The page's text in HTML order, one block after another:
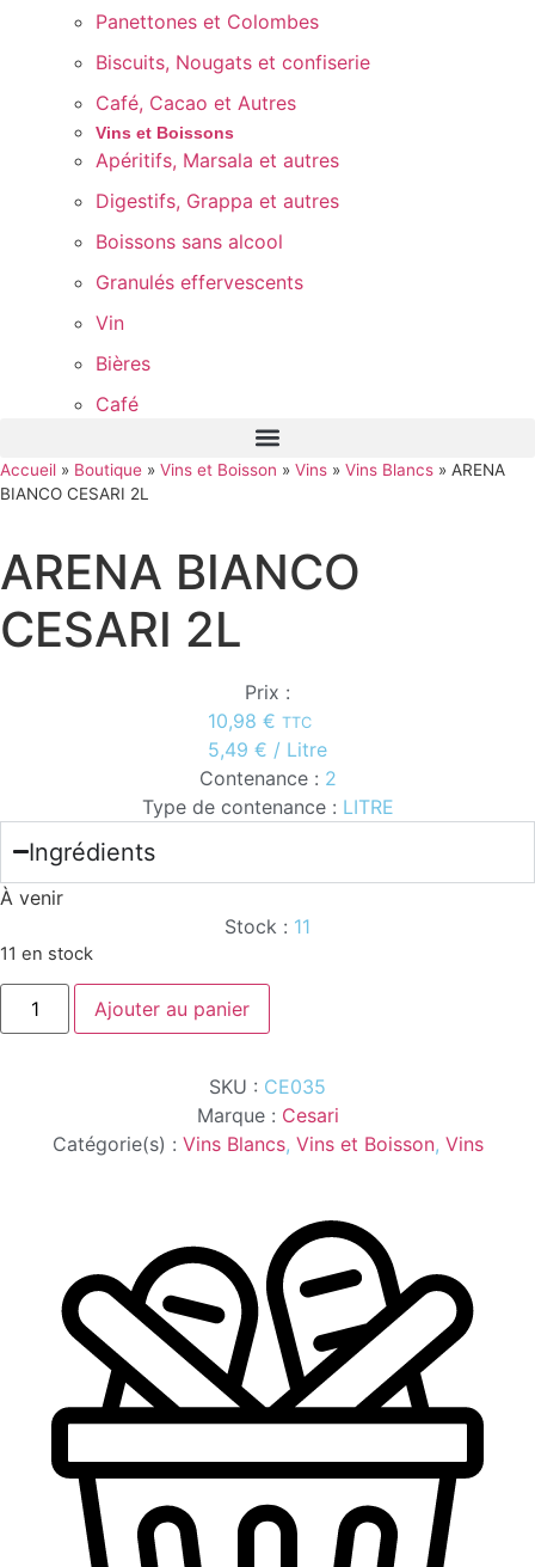
Panettones et Colombes
Biscuits, Nougats et confiserie
Café, Cacao et Autres
Vins et Boissons
Apéritifs, Marsala et autres
Digestifs, Grappa et autres
Boissons sans alcool
Granulés effervescents
Vin
Bières
Café
Accueil » Boutique » Vins et Boisson » Vins » Vins Blancs » ARENA
BIANCO CESARI 2L
ARENA BIANCO
CESARI 2L
Prix :
10,98 € TTC
5,49 € / Litre
Contenance : 2
Type de contenance : LITRE
Ingrédients
À venir
Stock : 11
11 en stock
quantité
ARENA
Ajouter au panier
SKU : CE035
Marque : Cesari
Catégorie(s) : Vins Blancs, Vins et Boisson, Vins